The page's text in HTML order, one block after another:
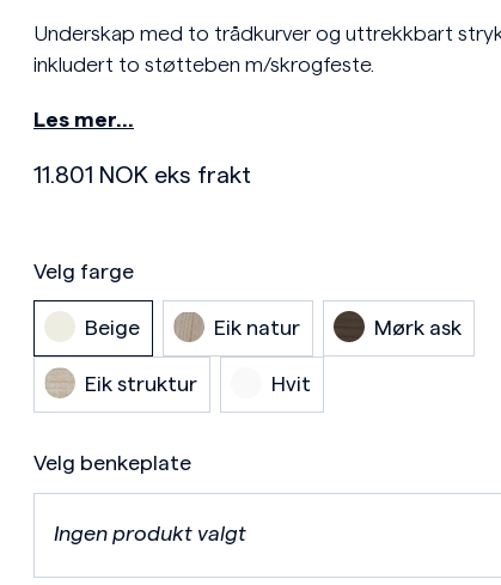
Underskap med to trådkurver og uttrekkbart
inkludert to støtteben m/skrogfeste.
Les mer…
11.801 NOK eks frakt
Velg farge
Eik natur
Beige Mørk ask
Eik struktur Hvit
Velg benkeplate
Ingen produkt valgt